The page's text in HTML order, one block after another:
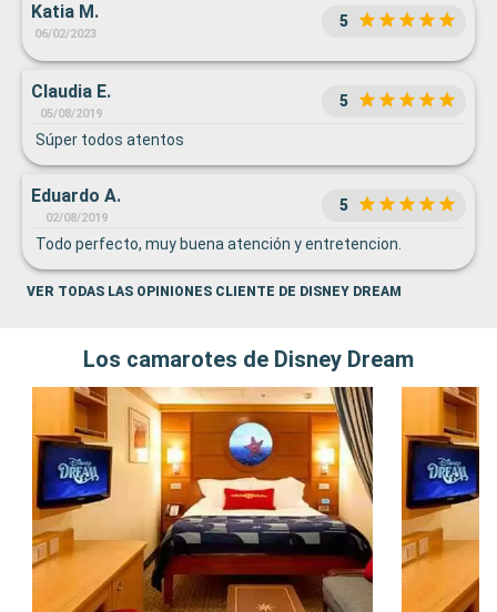
Katia M.
06/02/2023
5
Claudia E.
05/08/2019
5
Súper todos atentos
Eduardo A.
02/08/2019
5
Todo perfecto, muy buena atención y entretencion.
VER TODAS LAS OPINIONES CLIENTE DE DISNEY DREAM
Los camarotes de Disney Dream